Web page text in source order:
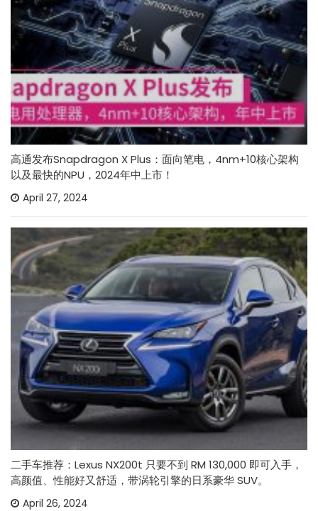
高通发布Snapdragon X Plus：面向笔电，4nm+10核心架构
以及最快的NPU，2024年中上市！
April 27, 2024
二手车推荐：Lexus NX200t 只要不到 RM 130,000 即可入手，
高颜值、性能好又舒适，带涡轮引擎的日系豪华 SUV。
April 26, 2024